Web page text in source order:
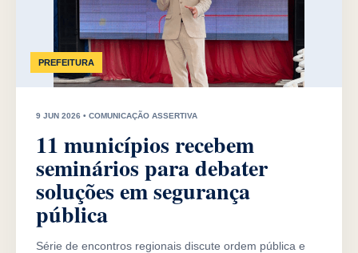
PREFEITURA
9 JUN 2026 • COMUNICAÇÃO ASSERTIVA
11 municípios recebem
seminários para debater
soluções em segurança
pública
Série de encontros regionais discute ordem pública e